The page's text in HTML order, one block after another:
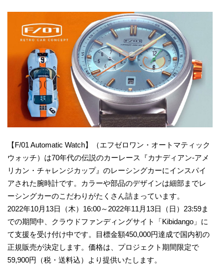
【F/01 Automatic Watch】（エフゼロワン・オートマティック
ウォッチ）は70年代の伝説のカーレース『カナディアン-アメ
リカン・チャレンジカップ』のレーシングカーにインスパイ
アされた腕時計です。カラーや部品のデザインは細部までレ
ーシングカーのこだわりがたくさん詰まっています。
2022年10月13日（木）16:00～2022年11月13日（日）23:59ま
での期間中、クラウドファンディングサイト「Kibidango」に
て支援を受け付け中です。目標金額450,000円達成で国内初の
正規販売が決定します。価格は、プロジェクト期間限定で
59,900円（税・送料込）より提供いたします。